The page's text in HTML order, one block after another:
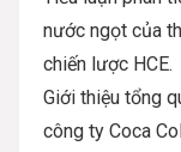
nước ngọt của
chiến lược HCE.
Giới thiệu tổng
công ty Coca